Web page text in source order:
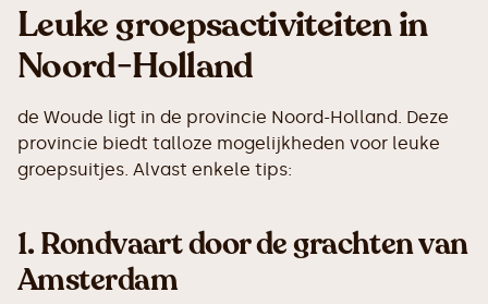
Leuke groepsactiviteiten in
Noord-Holland
de Woude ligt in de provincie Noord-Holland. Deze
provincie biedt talloze mogelijkheden voor leuke
groepsuitjes. Alvast enkele tips:
1.Rondvaart door de grachten van
Amsterdam